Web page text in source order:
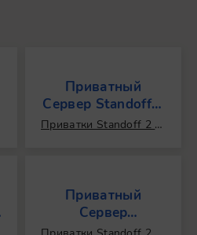
Приватный
Сервер Standoff 2
от Антона Снака Приватки Standoff 2 / Популярные / Взломанные / Читы / Реиграбельные / Мультиплеер / Кооперативные / Для компании / Шутеры / Экшен / Красивая графика / Которых нет в play market / Бесконечные / От первого лица / 3D / Топ 100 / Моды
Приватный
Сервер
STANDLEO 2.2 на